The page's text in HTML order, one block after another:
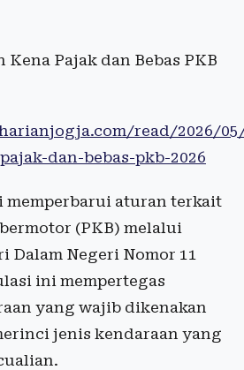
Pajak dan Bebas PKB
read/2026/
dan-bebas-pkb-2026
memperbarui aturan terkait
(PKB) melalui
Dalam Negeri Nomor 11
ini mempertegas
yang wajib dikenakan
jenis kendaraan yang